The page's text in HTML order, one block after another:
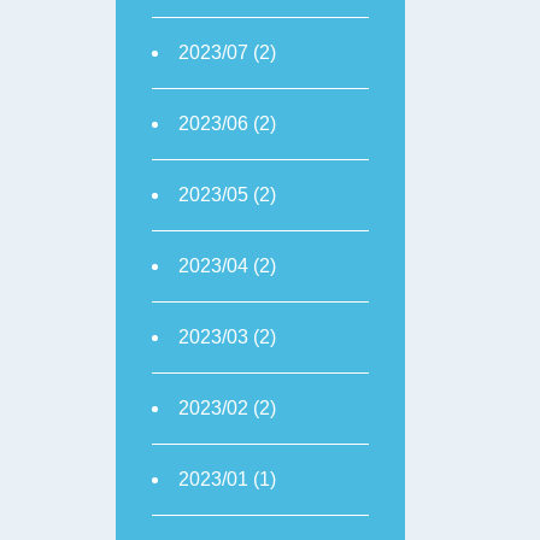
2023/07 (2)
2023/06 (2)
2023/05 (2)
2023/04 (2)
2023/03 (2)
2023/02 (2)
2023/01 (1)